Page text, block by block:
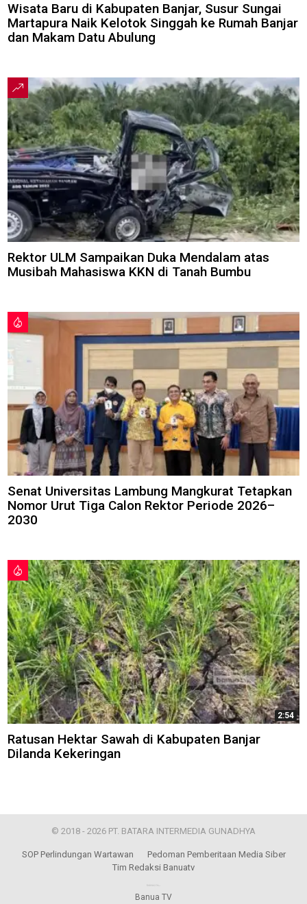
Wisata Baru di Kabupaten Banjar, Susur Sungai
Martapura Naik Kelotok Singgah ke Rumah Banjar
dan Makam Datu Abulung
Rektor ULM Sampaikan Duka Mendalam atas
Musibah Mahasiswa KKN di Tanah Bumbu
Senat Universitas Lambung Mangkurat Tetapkan
Nomor Urut Tiga Calon Rektor Periode 2026–
2030
2:54
Ratusan Hektar Sawah di Kabupaten Banjar
Dilanda Kekeringan
© 2018 - 2026 PT. BATARA INTERMEDIA GUNADHYA
SOP Perlindungan Wartawan
Pedoman Pemberitaan Media Siber
Tim Redaksi Banuatv
Banua TV